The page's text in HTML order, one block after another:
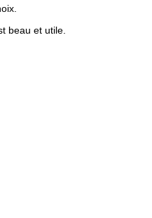
beau et utile.